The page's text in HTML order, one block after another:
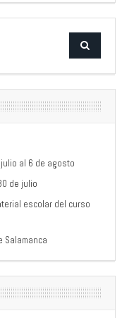
al 6 de agosto
de julio
escolar del curso
Salamanca